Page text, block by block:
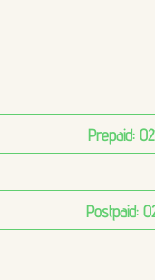
Prepaid:
Postpaid: